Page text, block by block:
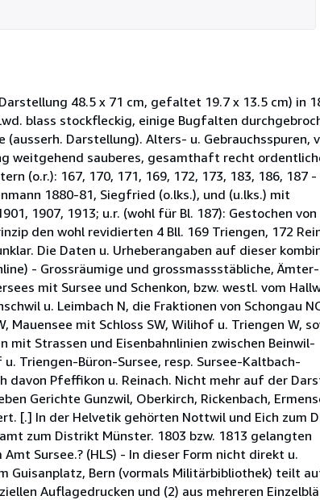
48.5 x 71 cm, gefaltet 19.7 x 13.5 cm) in
blass stockfleckig, einige Bugfalten
Darstellung). Alters- u. Gebrauchsspuren,
weitgehend sauberes, gesamthaft recht
(o.r.): 167, 170, 171, 169, 172, 173, 183, 186, 187 -
1880-81, Siegfried (o.lks.), und (u.lks.) mit
1907, 1913; u.r. (wohl für Bl. 187): Gestochen von
den wohl revidierten 4 Bll. 169 Triengen, 172
Die Daten u. Urheberangaben auf dieser
- Grossräumige und grossmassstäbliche, Ämter-
mit Sursee und Schenkon, bzw. westl. vom
u. Leimbach N, die Fraktionen von Schongau
Mauensee mit Schloss SW, Wilihof u. Triengen W,
mit Strassen und Eisenbahnlinien zwischen Beinwil-
Triengen-Büron-Sursee, resp. Sursee-Kaltbach-
davon Pfeffikon u. Reinach. Nicht mehr auf der
Gerichte Gunzwil, Oberkirch, Rickenbach,
[.] In der Helvetik gehörten Nottwil und Eich zum
zum Distrikt Münster. 1803 bzw. 1813 gelangten
Sursee.? (HLS) - In dieser Form nicht direkt u.
Guisanplatz, Bern (vormals Militärbibliothek) teilt
Auflagedrucken und (2) aus mehreren